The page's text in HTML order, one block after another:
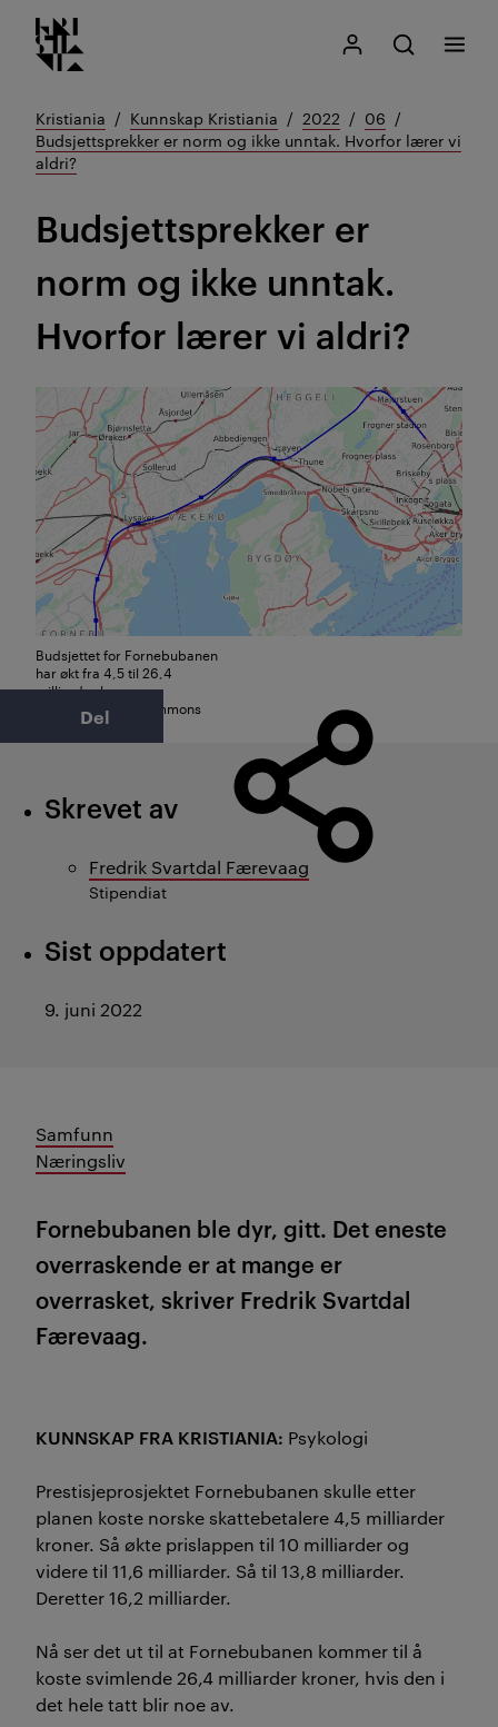
Gå
til
Kristiania logo
Mitt Kristiania
Åpne søk
Søk
Meny
Kristiania Kunnskap Kristiania 2022
06
Budsjettsprekker er norm og ikke unntak. Hvorfor lærer vi
aldri?
Budsjettsprekker er
norm og ikke unntak.
Hvorfor lærer vi aldri?
Budsjettet for Fornebubanen
har økt fra 4,5 til 26,4
milliarder kroner.
Foto: WikimediaCommons
Del
Skrevet av
Fredrik Svartdal Færevaag
Stipendiat
Sist oppdatert
9. juni 2022
Samfunn
Næringsliv
Fornebubanen ble dyr, gitt. Det eneste
overraskende er at mange er
overrasket, skriver Fredrik Svartdal
Færevaag.
KUNNSKAP FRA KRISTIANIA: Psykologi
Prestisjeprosjektet Fornebubanen skulle etter
planen koste norske skattebetalere 4,5 milliarder
kroner. Så økte prislappen til 10 milliarder og
videre til 11,6 milliarder. Så til 13,8 milliarder.
Deretter 16,2 milliarder.
Nå ser det ut til at Fornebubanen kommer til å
koste svimlende 26,4 milliarder kroner, hvis den i
det hele tatt blir noe av.